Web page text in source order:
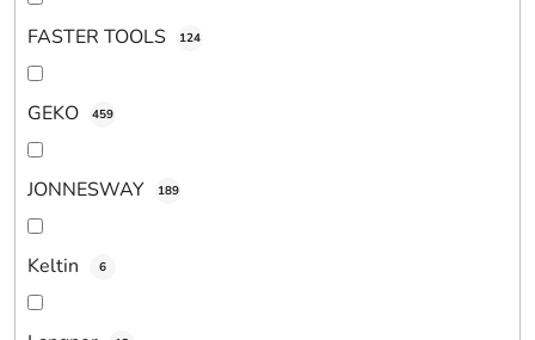
FASTER TOOLS 124
GEKO 459
JONNESWAY 189
Keltin 6